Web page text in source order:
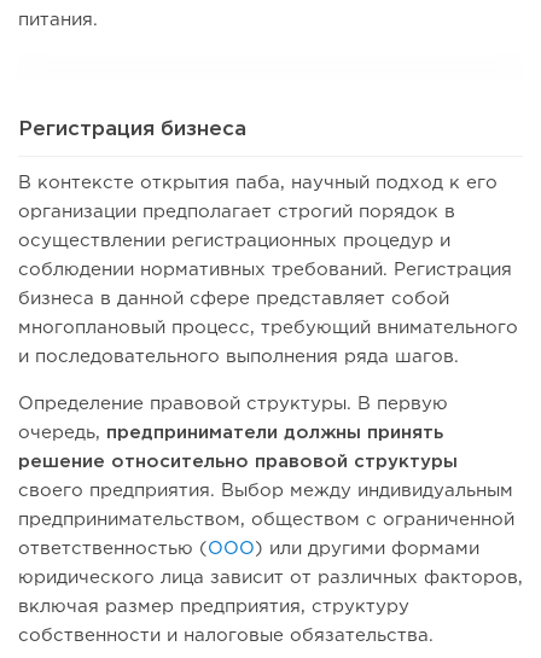
питания.
Регистрация бизнеса
В контексте открытия паба, научный подход к его
организации предполагает строгий порядок в
осуществлении регистрационных процедур и
соблюдении нормативных требований. Регистрация
бизнеса в данной сфере представляет собой
многоплановый процесс, требующий внимательного
и последовательного выполнения ряда шагов.
Определение правовой структуры. В первую
очередь, предприниматели должны принять
решение относительно правовой структуры
своего предприятия. Выбор между индивидуальным
предпринимательством, обществом с ограниченной
ответственностью ( ООО) или другими формами
юридического лица зависит от различных факторов,
включая размер предприятия, структуру
собственности и налоговые обязательства.